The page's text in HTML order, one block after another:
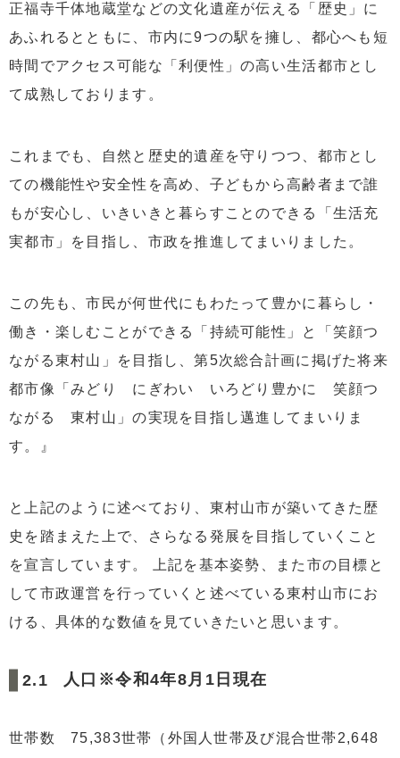
正福寺千体地蔵堂などの文化遺産が伝える「歴史」に
あふれるとともに、市内に9つの駅を擁し、都心へも短
時間でアクセス可能な「利便性」の高い生活都市とし
て成熟しております。
これまでも、自然と歴史的遺産を守りつつ、都市とし
ての機能性や安全性を高め、子どもから高齢者まで誰
もが安心し、いきいきと暮らすことのできる「生活充
実都市」を目指し、市政を推進してまいりました。
この先も、市民が何世代にもわたって豊かに暮らし・
働き・楽しむことができる「持続可能性」と「笑顔つ
ながる東村山」を目指し、第5次総合計画に掲げた将来
都市像「みどり にぎわい いろどり豊かに 笑顔つ
ながる 東村山」の実現を目指し邁進してまいりま
す。』
と上記のように述べており、東村山市が築いてきた歴
史を踏まえた上で、さらなる発展を目指していくこと
を宣言しています。 上記を基本姿勢、また市の目標と
して市政運営を行っていくと述べている東村山市にお
ける、具体的な数値を見ていきたいと思います。
人口※令和4年8月1日現在
世帯数 75,383世帯（外国人世帯及び混合世帯2,648